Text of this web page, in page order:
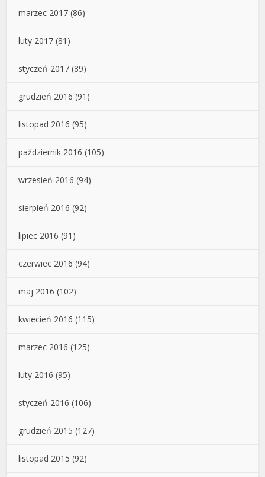
marzec 2017 (86)
luty 2017 (81)
styczeń 2017 (89)
grudzień 2016 (91)
listopad 2016 (95)
październik 2016 (105)
wrzesień 2016 (94)
sierpień 2016 (92)
lipiec 2016 (91)
czerwiec 2016 (94)
maj 2016 (102)
kwiecień 2016 (115)
marzec 2016 (125)
luty 2016 (95)
styczeń 2016 (106)
grudzień 2015 (127)
listopad 2015 (92)